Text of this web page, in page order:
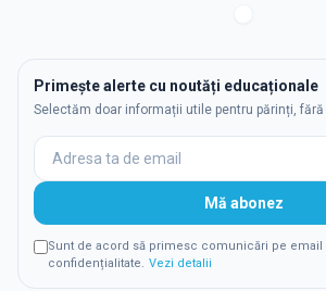
Primește alerte cu noutăți educaționale
Selectăm doar informații utile pentru părinți, fără
Mă abonez
Sunt de acord să primesc comunicări pe
confidențialitate. Vezi detalii